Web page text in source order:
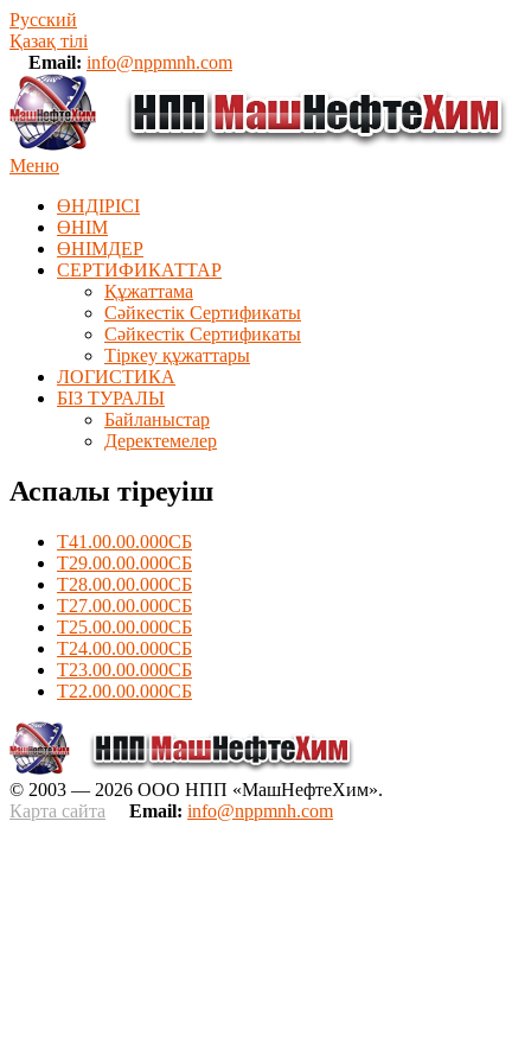
Русский
Қазақ тілі
Email: info@nppmnh.com
Меню
ӨНДІРІСІ
ӨНІМ
ӨHIМДЕР
СЕРТИФИКАТТАР
Құжаттама
Сәйкестік Сертификаты
Сәйкестік Сертификаты
Тіркеу құжаттары
ЛОГИСТИКА
БІЗ ТУРАЛЫ
Байланыстар
Деректемелер
Аспалы тіреуіш
Т41.00.00.000СБ
Т29.00.00.000СБ
Т28.00.00.000СБ
Т27.00.00.000СБ
Т25.00.00.000СБ
Т24.00.00.000СБ
Т23.00.00.000СБ
Т22.00.00.000СБ
© 2003 — 2026 ООО НПП «МашНефтеХим».
Карта сайта
Email: info@nppmnh.com